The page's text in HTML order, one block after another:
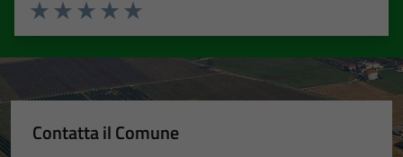
Valuta 5 stelle su 5
Valuta 4 stelle su 5
Valuta 3 stelle su 5
Valuta 2 stelle su 5
Valuta 1 stelle su 5
Contatta il Comune